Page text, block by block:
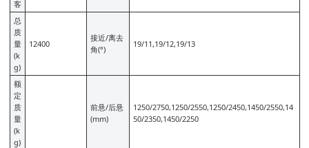
客
总
质
量
(k
g)
12400
接近/离去
角(°)
19/11,19/12,19/13
额
定
质
量
(k
g)
前悬/后悬
(mm)
1250/2750,1250/2550,1250/2450,1450/2550,14
50/2350,1450/2250